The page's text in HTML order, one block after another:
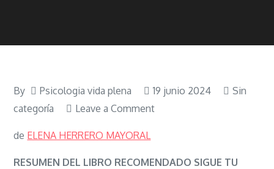
By Psicologia vida plena 19 junio 2024
Sin
categoría
Leave a Commenton
TU
de ELENA HERRERO MAYORAL
RESUMEN DEL LIBRO RECOMENDADO SIGUE TU